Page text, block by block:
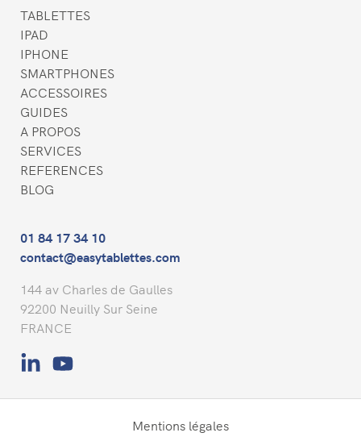
TABLETTES
IPAD
IPHONE
SMARTPHONES
ACCESSOIRES
GUIDES
A PROPOS
SERVICES
REFERENCES
BLOG
01 84 17 34 10
contact@easytablettes.com
144 av Charles de Gaulles
92200 Neuilly Sur Seine
FRANCE
Mentions légales